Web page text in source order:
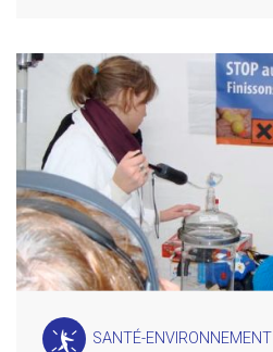
SANTÉ-ENVIRONNEMENT